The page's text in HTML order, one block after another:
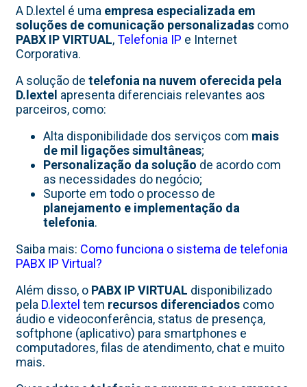
A D.lextel é uma empresa especializada em
soluções de comunicação personalizadas como
PABX IP VIRTUAL,Telefonia IP e Internet
Corporativa.
A solução de telefonia na nuvem oferecida pela
D.lextel apresenta diferenciais relevantes aos
parceiros, como:
Alta disponibilidade dos serviços com mais
de mil ligações simultâneas;
Personalização da solução de acordo com
as necessidades do negócio;
Suporte em todo o processo de
planejamento e implementação da
telefonia.
Saiba mais: Como funciona o sistema de telefonia
PABX IP Virtual?
Além disso, o PABX IP VIRTUAL disponibilizado
pela D.lextel tem recursos diferenciados como
áudio e videoconferência, status de presença,
softphone (aplicativo) para smartphones e
computadores, filas de atendimento, chat e muito
mais.